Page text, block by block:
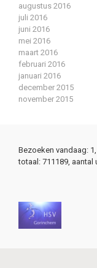
augustus 2016
juli 2016
juni 2016
mei 2016
maart 2016
februari 2016
januari 2016
december 2015
november 2015
Bezoeken vandaag:
totaal: 711189,